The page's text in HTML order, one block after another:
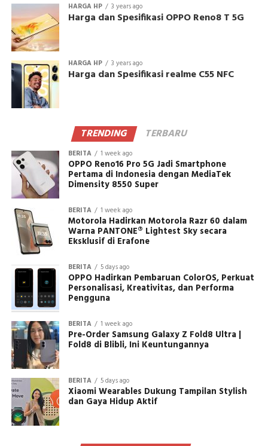
HARGA HP 3 years ago
Harga dan Spesifikasi OPPO Reno8 T 5G
HARGA HP 3 years ago
Harga dan Spesifikasi realme C55 NFC
TRENDING TERBARU
BERITA 1 week ago
OPPO Reno16 Pro 5G Jadi Smartphone
Pertama di Indonesia dengan MediaTek
Dimensity 8550 Super
BERITA 1 week ago
Motorola Hadirkan Motorola Razr 60 dalam
Warna PANTONE® Lightest Sky secara
Eksklusif di Erafone
BERITA 5 days ago
OPPO Hadirkan Pembaruan ColorOS, Perkuat
Personalisasi, Kreativitas, dan Performa
Pengguna
BERITA 1 week ago
Pre-Order Samsung Galaxy Z Fold8 Ultra |
Fold8 di Blibli, Ini Keuntungannya
BERITA 5 days ago
Xiaomi Wearables Dukung Tampilan Stylish
dan Gaya Hidup Aktif